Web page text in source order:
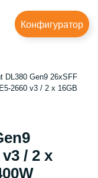
Конфигуратор
DL380 Gen9 26xSFF
2660 v3 / 2 x 16GB
/ 2 x